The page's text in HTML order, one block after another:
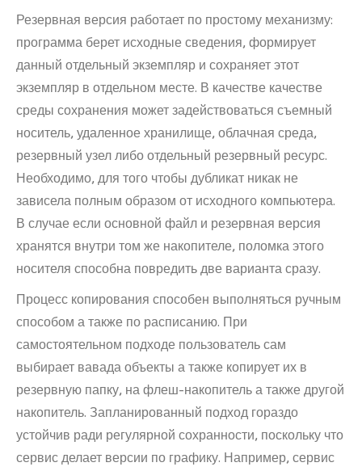
Резервная версия работает по простому механизму:
программа берет исходные сведения, формирует
данный отдельный экземпляр и сохраняет этот
экземпляр в отдельном месте. В качестве качестве
среды сохранения может задействоваться съемный
носитель, удаленное хранилище, облачная среда,
резервный узел либо отдельный резервный ресурс.
Необходимо, для того чтобы дубликат никак не
зависела полным образом от исходного компьютера.
В случае если основной файл и резервная версия
хранятся внутри том же накопителе, поломка этого
носителя способна повредить две варианта сразу.
Процесс копирования способен выполняться ручным
способом а также по расписанию. При
самостоятельном подходе пользователь сам
выбирает вавада объекты а также копирует их в
резервную папку, на флеш-накопитель а также другой
накопитель. Запланированный подход гораздо
устойчив ради регулярной сохранности, поскольку что
сервис делает версии по графику. Например, сервис